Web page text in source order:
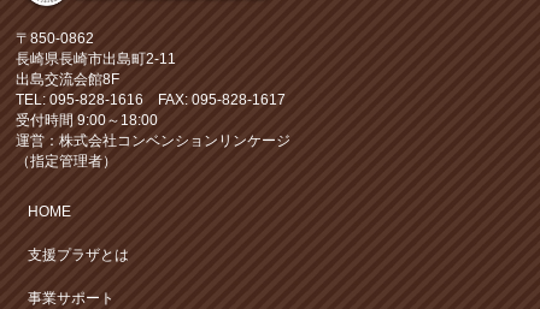
〒850-0862
長崎県長崎市出島町2-11
出島交流会館8F
TEL: 095-828-1616 FAX: 095-828-1617
受付時間 9:00～18:00
運営：株式会社コンベンションリンケージ
（指定管理者）
HOME
支援プラザとは
事業サポート